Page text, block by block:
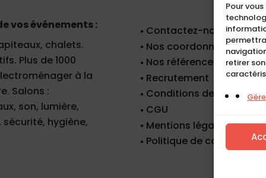
Pour
retirer
vos événements :
chalets.
Plus de 1000
à la
Salons :
son, lumière,
hygiène,
Contactez-nous
Nos coordonnées
Nos références
Recrutement
Conditions de location
CGU
Mentions légales
Politique de cookies (UE)